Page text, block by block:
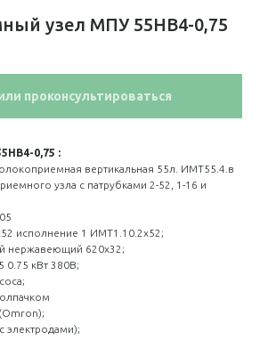
узел МПУ 55НВ4-0,75
проконсультироваться
0,75 :
вертикальная 55л. ИМТ55.4.в
узла с патрубками 2-52, 1-16 и
исполнение 1 ИМТ1.10.2х52;
нержавеющий 620х32;
кВт 380В;
электродами);